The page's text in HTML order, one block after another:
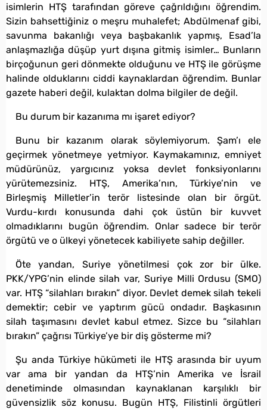
isimlerin HTŞ tarafından göreve çağrıldığını öğrendim.
Sizin bahsettiğiniz o meşru muhalefet; Abdülmenaf gibi,
savunma bakanlığı veya başbakanlık yapmış, Esad’la
anlaşmazlığa düşüp yurt dışına gitmiş isimler… Bunların
birçoğunun geri dönmekte olduğunu ve HTŞ ile görüşme
halinde olduklarını ciddi kaynaklardan öğrendim. Bunlar
gazete haberi değil, kulaktan dolma bilgiler de değil.
Bu durum bir kazanıma mı işaret ediyor?
Bunu bir kazanım olarak söylemiyorum. Şam’ı ele
geçirmek yönetmeye yetmiyor. Kaymakamınız, emniyet
müdürünüz, yargıcınız yoksa devlet fonksiyonlarını
yürütemezsiniz. HTŞ, Amerika’nın, Türkiye’nin ve
Birleşmiş Milletler’in terör listesinde olan bir örgüt.
Vurdu-kırdı konusunda dahi çok üstün bir kuvvet
olmadıklarını bugün öğrendim. Onlar sadece bir terör
örgütü ve o ülkeyi yönetecek kabiliyete sahip değiller.
Öte yandan, Suriye yönetilmesi çok zor bir ülke.
PKK/YPG’nin elinde silah var, Suriye Milli Ordusu (SMO)
var. HTŞ “silahları bırakın” diyor. Devlet demek silah tekeli
demektir; cebir ve yaptırım gücü ondadır. Başkasının
silah taşımasını devlet kabul etmez. Sizce bu “silahları
bırakın” çağrısı Türkiye’ye bir diş gösterme mi?
Şu anda Türkiye hükümeti ile HTŞ arasında bir uyum
var ama bir yandan da HTŞ’nin Amerika ve İsrail
denetiminde olmasından kaynaklanan karşılıklı bir
güvensizlik söz konusu. Bugün HTŞ, Filistinli örgütleri